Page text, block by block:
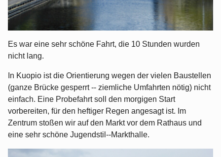
Es war eine sehr schöne Fahrt, die 10 Stunden wurden
nicht lang.
In Kuopio ist die Orientierung wegen der vielen Baustellen
(ganze Brücke gesperrt -- ziemliche Umfahrten nötig) nicht
einfach. Eine Probefahrt soll den morgigen Start
vorbereiten, für den heftiger Regen angesagt ist. Im
Zentrum stoßen wir auf den Markt vor dem Rathaus und
eine sehr schöne Jugendstil--Markthalle.